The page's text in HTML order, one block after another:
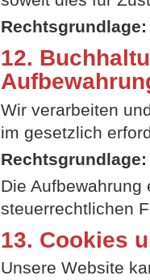
Rechtsgrundlage:
12.
Wir verarbeiten
im gesetzlich
Rechtsgrundlage:
Die
steuerrechtlichen
13. Cookies
Unsere Website